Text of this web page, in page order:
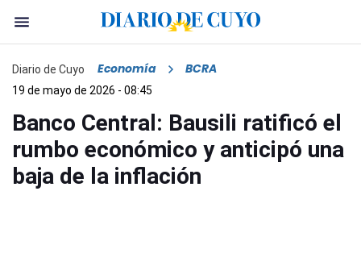
Diario de Cuyo Economía BCRA
19 de mayo de 2026 - 08:45
Banco Central: Bausili ratificó el
rumbo económico y anticipó una
baja de la inflación